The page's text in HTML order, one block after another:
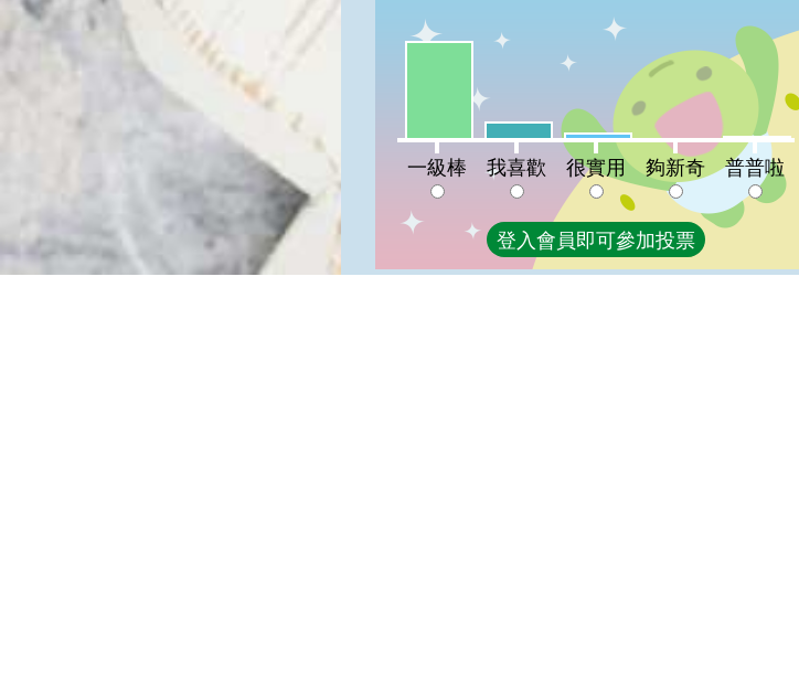
我喜歡:14%很實用:5%夠新奇:0%普普啦:2%
一級棒
我喜歡 很實用 夠新奇 普普啦
登入會員即可參加投票